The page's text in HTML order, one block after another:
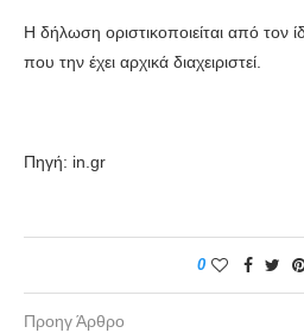
Η δήλωση οριστικοποιείται από τον
που την έχει αρχικά διαχειριστεί.
Πηγή: in.gr
0
Προηγ Άρθρο